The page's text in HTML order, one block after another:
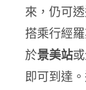
來，仍可
搭乘行經
於景美站或
即可到達